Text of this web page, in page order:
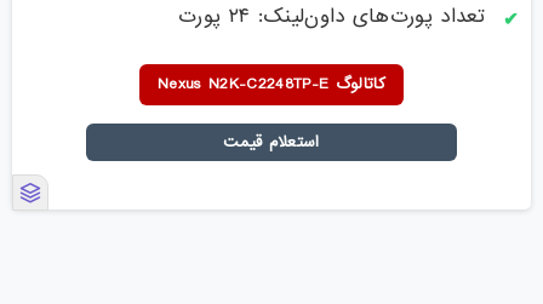
تعداد پورت‌های داون‌لینک: ۲۴ پورت
کاتالوگ Nexus N2K-C2248TP-E
استعلام قیمت